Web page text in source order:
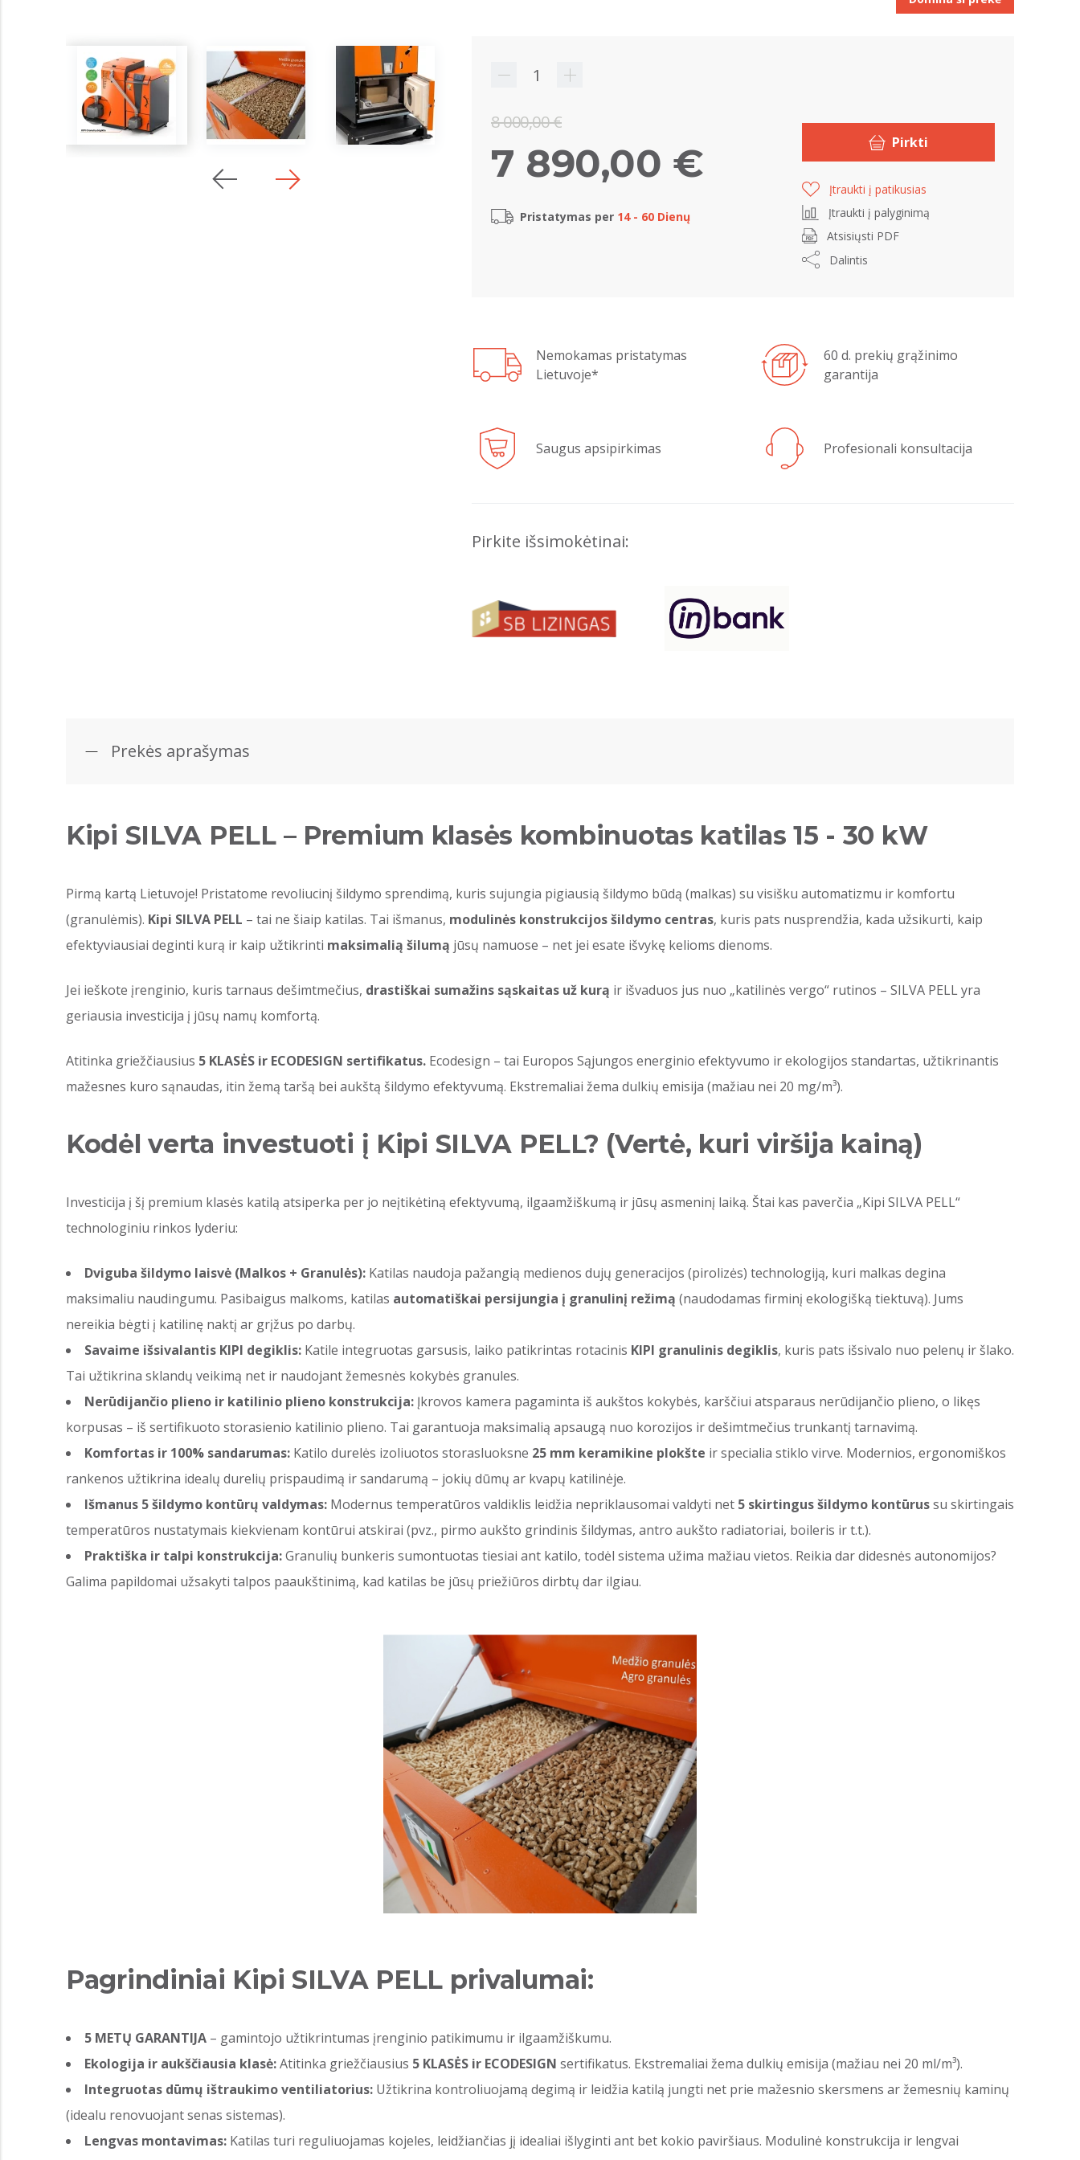
8 000,00 €
7 890,00 €
Pristatymas per 14 - 60 Dienų
Pirkti
Įtraukti į patikusias
Įtraukti į palyginimą
Atsisiųsti PDF
Dalintis
Nemokamas pristatymas
Lietuvoje*
60 d. prekių grąžinimo
garantija
Saugus apsipirkimas Profesionali konsultacija
Pirkite išsimokėtinai:
Prekės aprašymas
Kipi SILVA PELL – Premium klasės kombinuotas katilas 15 - 30 kW
Pirmą kartą Lietuvoje! Pristatome revoliucinį šildymo sprendimą, kuris sujungia pigiausią šildymo būdą (malkas) su visišku automatizmu ir komfortu
(granulėmis). Kipi SILVA PELL – tai ne šiaip katilas. Tai išmanus, modulinės konstrukcijos šildymo centras, kuris pats nusprendžia, kada užsikurti, kaip
efektyviausiai deginti kurą ir kaip užtikrinti maksimalią šilumą jūsų namuose – net jei esate išvykę kelioms dienoms.
Jei ieškote įrenginio, kuris tarnaus dešimtmečius, drastiškai sumažins sąskaitas už kurą ir išvaduos jus nuo „katilinės vergo“ rutinos – SILVA PELL yra
geriausia investicija į jūsų namų komfortą.
Atitinka griežčiausius 5 KLASĖS ir ECODESIGN sertifikatus. Ecodesign – tai Europos Sąjungos energinio efektyvumo ir ekologijos standartas, užtikrinantis
mažesnes kuro sąnaudas, itin žemą taršą bei aukštą šildymo efektyvumą. Ekstremaliai žema dulkių emisija (mažiau nei 20 mg/m³).
Kodėl verta investuoti į Kipi SILVA PELL? (Vertė, kuri viršija kainą)
Investicija į šį premium klasės katilą atsiperka per jo neįtikėtiną efektyvumą, ilgaamžiškumą ir jūsų asmeninį laiką. Štai kas paverčia „Kipi SILVA PELL“
technologiniu rinkos lyderiu:
Dviguba šildymo laisvė (Malkos + Granulės): Katilas naudoja pažangią medienos dujų generacijos (pirolizės) technologiją, kuri malkas degina
maksimaliu naudingumu. Pasibaigus malkoms, katilas automatiškai persijungia į granulinį režimą (naudodamas firminį ekologišką tiektuvą). Jums
nereikia bėgti į katilinę naktį ar grįžus po darbų.
Savaime išsivalantis KIPI degiklis: Katile integruotas garsusis, laiko patikrintas rotacinis KIPI granulinis degiklis, kuris pats išsivalo nuo pelenų ir šlako.
Tai užtikrina sklandų veikimą net ir naudojant žemesnės kokybės granules.
Nerūdijančio plieno ir katilinio plieno konstrukcija: Įkrovos kamera pagaminta iš aukštos kokybės, karščiui atsparaus nerūdijančio plieno, o likęs
korpusas – iš sertifikuoto storasienio katilinio plieno. Tai garantuoja maksimalią apsaugą nuo korozijos ir dešimtmečius trunkantį tarnavimą.
Komfortas ir 100% sandarumas: Katilo durelės izoliuotos storasluoksne 25 mm keramikine plokšte ir specialia stiklo virve. Modernios, ergonomiškos
rankenos užtikrina idealų durelių prispaudimą ir sandarumą – jokių dūmų ar kvapų katilinėje.
Išmanus 5 šildymo kontūrų valdymas: Modernus temperatūros valdiklis leidžia nepriklausomai valdyti net 5 skirtingus šildymo kontūrussu skirtingais
temperatūros nustatymais kiekvienam kontūrui atskirai (pvz., pirmo aukšto grindinis šildymas, antro aukšto radiatoriai, boileris ir t.t.).
Praktiška ir talpi konstrukcija:Granulių bunkeris sumontuotas tiesiai ant katilo, todėl sistema užima mažiau vietos. Reikia dar didesnės autonomijos?
Galima papildomai užsakyti talpos paaukštinimą, kad katilas be jūsų priežiūros dirbtų dar ilgiau.
Pagrindiniai Kipi SILVA PELL privalumai:
5 METŲ GARANTIJA – gamintojo užtikrintumas įrenginio patikimumu ir ilgaamžiškumu.
Ekologija ir aukščiausia klasė:Atitinka griežčiausius 5 KLASĖS ir ECODESIGN sertifikatus. Ekstremaliai žema dulkių emisija (mažiau nei 20 ml/m³).
Integruotas dūmų ištraukimo ventiliatorius: Užtikrina kontroliuojamą degimą ir leidžia katilą jungti net prie mažesnio skersmens ar žemesnių kaminų
(idealu renovuojant senas sistemas).
Lengvas montavimas: Katilas turi reguliuojamas kojeles, leidžiančias jį idealiai išlyginti ant bet kokio paviršiaus. Modulinė konstrukcija ir lengvai